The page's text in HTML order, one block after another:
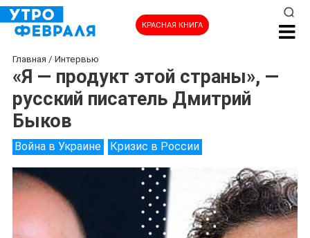
КРАСНАЯ КНИГА
Главная / Интервью
«Я — продукт этой страны», —
русский писатель Дмитрий
Быков
Война в Украине Кризис в России